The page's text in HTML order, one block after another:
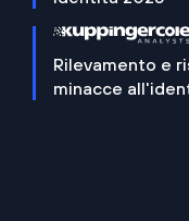
Rilevamento e
minacce